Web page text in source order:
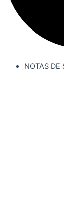
NOTAS DE